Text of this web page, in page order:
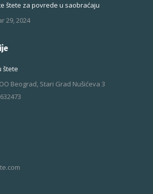
štete za povrede u saobraćaju
29, 2024
štete
Beograd, Stari Grad Nušićeva 3